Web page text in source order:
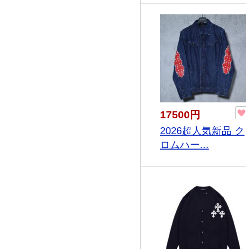
17500円
2026超人気新品 ク
ロムハー...